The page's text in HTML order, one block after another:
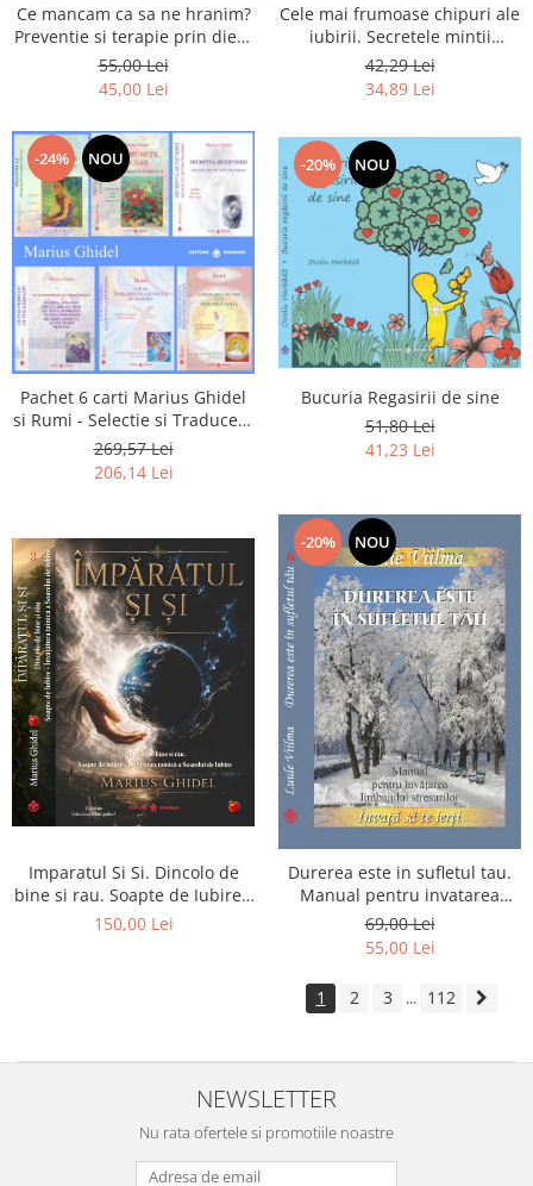
Ce mancam ca sa ne hranim?
Preventie si terapie prin dieta
in bolile cardiovasculare si in
diabetul zaharat
55,00 Lei
45,00 Lei
Cele mai frumoase chipuri ale
iubirii. Secretele mintii
omenesti in opera marelui
initiat, Rumi
42,29 Lei
34,89 Lei
-24% NOU
Pachet 6 carti Marius Ghidel
si Rumi - Selectie si Traducere
de Marius Ghidel
269,57 Lei
206,14 Lei
-20% NOU
Bucuria Regasirii de sine
51,80 Lei
41,23 Lei
Imparatul Si Si. Dincolo de
bine si rau. Soapte de Iubire -
Invatatura tainica a Soarelui
150,00 Lei
-20% NOU
Durerea este in sufletul tau.
Manual pentru invatarea
limbajului stresurilor Seria
Invata sa te Ierti Luule Viilma
69,00 Lei
55,00 Lei
1 2 3 ... 112
NEWSLETTER
Nu rata ofertele si promotiile noastre